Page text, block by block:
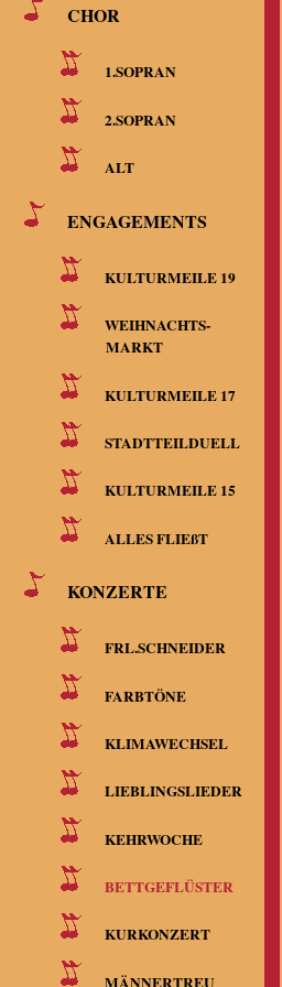
CHOR
1.SOPRAN
2.SOPRAN
ALT
ENGAGEMENTS
KULTURMEILE 19
WEIHNACHTS-
MARKT
KULTURMEILE 17
STADTTEILDUELL
KULTURMEILE 15
ALLES FLIEßT
KONZERTE
FRL.SCHNEIDER
FARBTÖNE
KLIMAWECHSEL
LIEBLINGSLIEDER
KEHRWOCHE
BETTGEFLÜSTER
KURKONZERT
MÄNNERTREU